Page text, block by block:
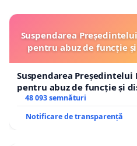
Suspendarea
pentru abuz de funcție
Suspendarea Președintelui
pentru abuz de funcție și
48 093 semnături
Notificare de transparență